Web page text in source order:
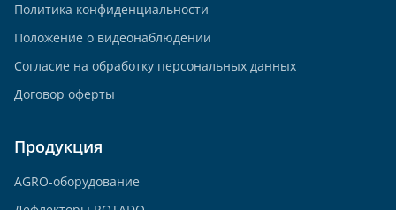
Продукция
AGRO-оборудование
Политика конфиденциальности
Положение о видеонаблюдении
Согласие на обработку персональных данных
Договор оферты